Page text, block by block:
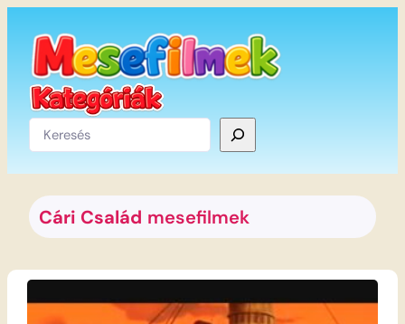
tartalomhoz
Keresés
Cári Család mesefilmek